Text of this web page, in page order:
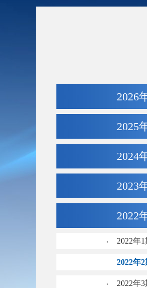
2026
2025
2024
2023
2022
2022年1
2022年2
2022年3